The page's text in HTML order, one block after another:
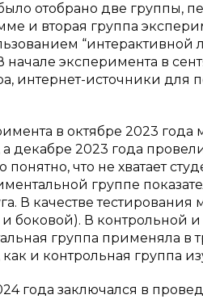
отобрано две группы,
и вторая группа
“интерактивной
начале эксперимента в
интернет-источники
в октябре 2023
декабре 2023 года
понятно, что не хватает
группе
В качестве
боковой). В контрольной
группа применяла в
как и контрольная группа
года заключался в